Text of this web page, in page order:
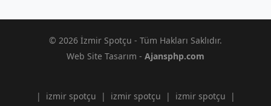
© 2026 İzmir Spotçu - Tüm Hakları Saklıdır.
Web Site Tasarım - Ajansphp.com
| izmir spotçu | izmir spotçu | izmir spotçu
|